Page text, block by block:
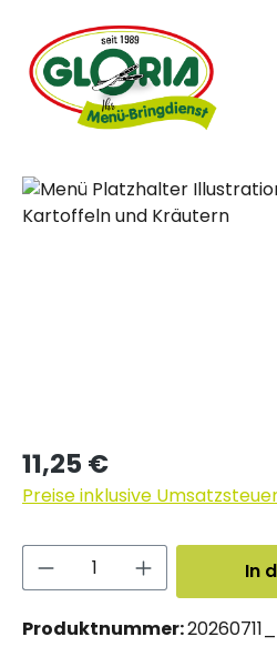
Bildergalerie überspringen
Regulärer Preis:
11,25 €
Preise inklusive
Produkt Anzahl: In
Produktnummer: